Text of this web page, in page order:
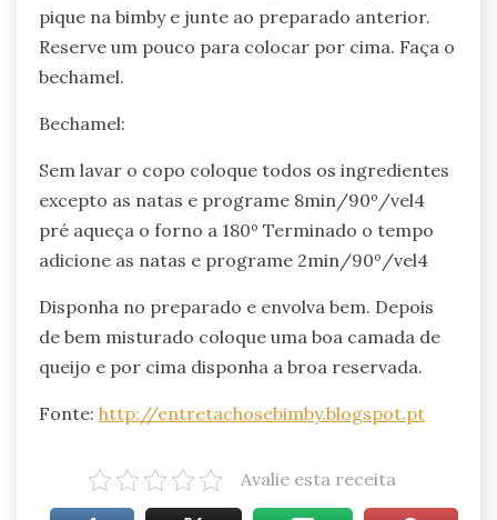
pique na bimby e junte ao preparado anterior.
Reserve um pouco para colocar por cima. Faça o
bechamel.
Bechamel:
Sem lavar o copo coloque todos os ingredientes
excepto as natas e programe 8min/90º/vel4
pré aqueça o forno a 180º Terminado o tempo
adicione as natas e programe 2min/90º/vel4
Disponha no preparado e envolva bem. Depois
de bem misturado coloque uma boa camada de
queijo e por cima disponha a broa reservada.
Fonte: http://entretachosebimby.blogspot.pt
Avalie esta receita